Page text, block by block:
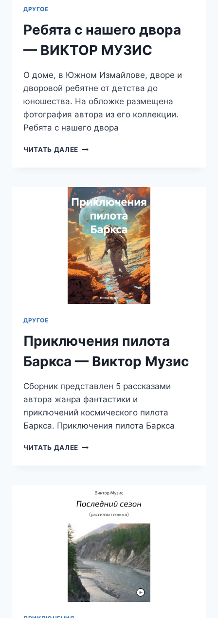
ДРУГОЕ
Ребята с нашего двора
— ВИКТОР МУЗИС
О доме, в Южном Измайлове, дворе и
дворовой ребятне от детства до
юношества. На обложке размещена
фотография автора из его коллекции.
Ребята с нашего двора
ЧИТАТЬ ДАЛЕЕ РЕБЯТА
—
ВИКТОР
МУЗИС
ДРУГОЕ
Приключения пилота
Баркса — Виктор Музис
Сборник представлен 5 рассказами
автора жанра фантастики и
приключений космического пилота
Баркса. Приключения пилота Баркса
ЧИТАТЬ ДАЛЕЕ ПРИКЛЮЧЕНИЯ
МУЗИС